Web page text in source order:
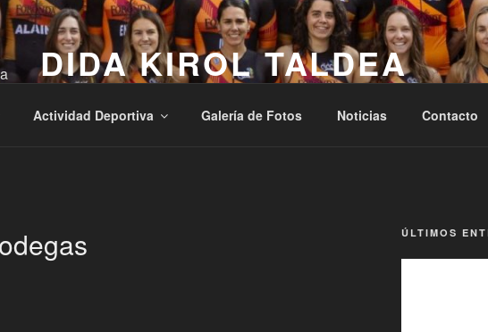
DIDA KIROL TALDEA
Actividad Deportiva Galería de Fotos Noticias Contacto
ÚLTIMOS